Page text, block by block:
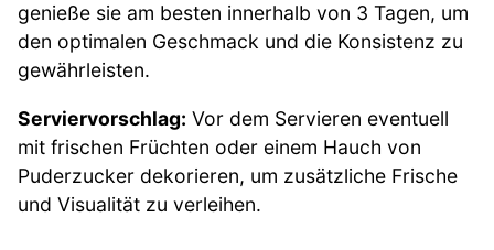
genieße sie am besten innerhalb von 3 Tagen, um
den optimalen Geschmack und die Konsistenz zu
gewährleisten.
Serviervorschlag: Vor dem Servieren eventuell
mit frischen Früchten oder einem Hauch von
Puderzucker dekorieren, um zusätzliche Frische
und Visualität zu verleihen.